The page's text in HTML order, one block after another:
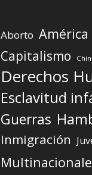
Aborto América
Capitalismo
Derechos
Esclavitud
Guerras
Inmigración